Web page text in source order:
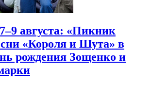
августа: «Пикник
«Короля и Шута» в
рождения Зощенко и